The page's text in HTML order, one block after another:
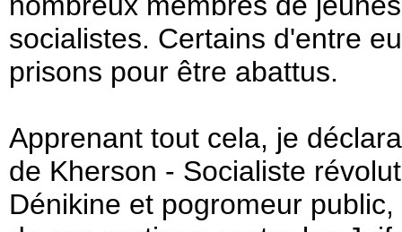
socialistes. Certains d'entre
prisons pour être abattus.
Apprenant tout cela, je
de Kherson - Socialiste
Dénikine et pogromeur